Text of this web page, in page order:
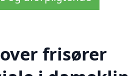
frisører